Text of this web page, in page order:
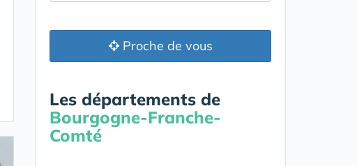
Proche de vous
Les départements de
Bourgogne-Franche-
Comté